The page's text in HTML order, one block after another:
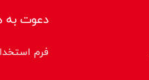
دعوت به
فرم